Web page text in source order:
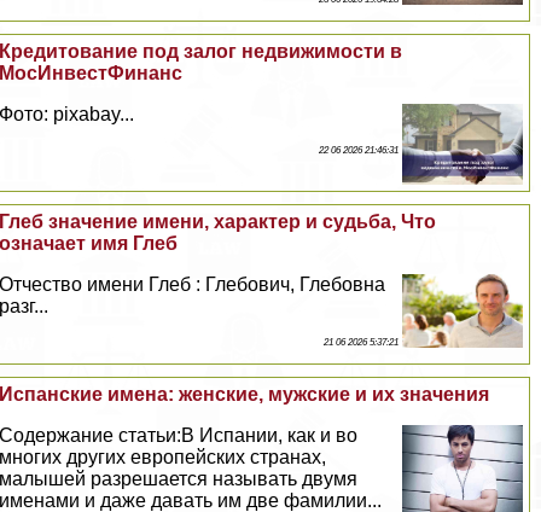
Кредитование под залог недвижимости в
МосИнвестФинанс
Фото: pixabay...
22 06 2026 21:46:31
Глеб значение имени, хаpaктер и судьба, Что
означает имя Глеб
Отчество имени Глеб : Глебович, Глебовна
разг...
21 06 2026 5:37:21
Испанские имена: женские, мужские и их значения
Содержание статьи:В Испании, как и во
многих других европейских странах,
малышей разрешается называть двумя
именами и даже давать им две фамилии...